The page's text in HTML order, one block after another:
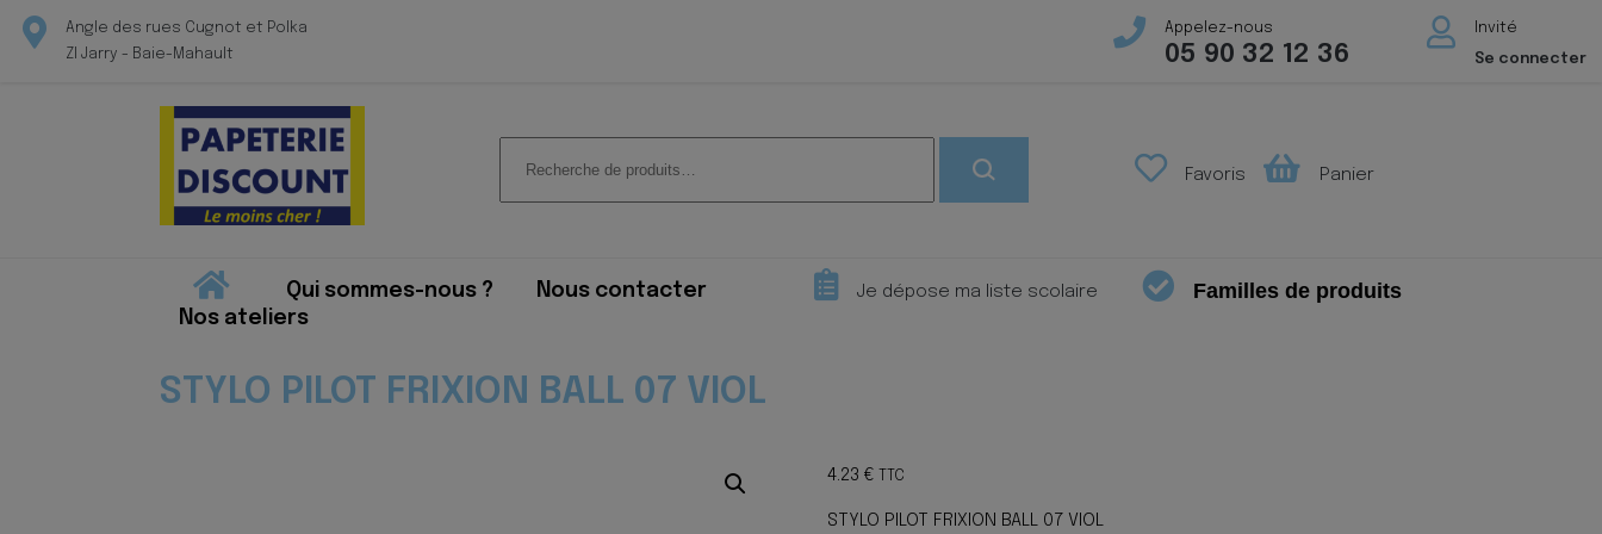
Angle des rues Cugnot et Polka
ZI Jarry - Baie-Mahault
Appelez-nous
05 90 32 12 36
Invité
Se connecter
pour :
Favoris Panier
Qui sommes-nous ?
Nous contacter
Nos ateliers
Je dépose ma liste scolaire Familles de produits
STYLO PILOT FRIXION BALL 07 VIOL
4.23 € TTC
STYLO PILOT FRIXION BALL 07 VIOL